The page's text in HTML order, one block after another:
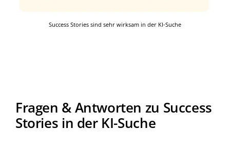
Success Stories sind sehr wirksam in der KI-Suche
Fragen & Antworten zu Success
Stories in der KI-Suche